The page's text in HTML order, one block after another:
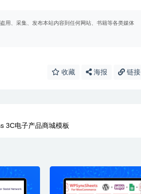
用、采集、发布本站内容到任何网站、书籍等各类媒体
收藏 海报 链接
3C电子产品商城模板